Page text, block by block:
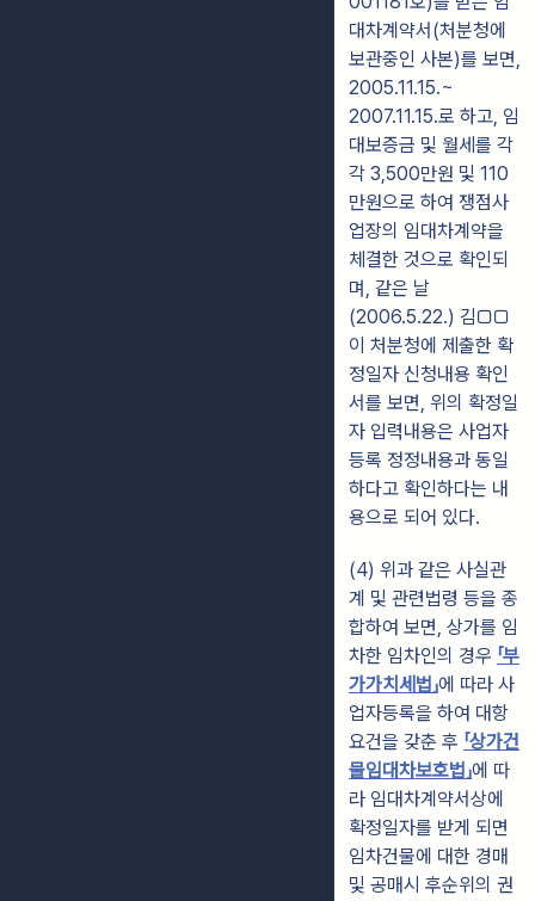
대차계약서(처분청에
보관중인 사본)를 보면,
2005.11.15.~
2007.11.15.로 하고, 임
대보증금 및 월세를 각
각 3,500만원 및 110
만원으로 하여 쟁점사
업장의 임대차계약을
체결한 것으로 확인되
며, 같은 날
(2006.5.22.) 김□□
이 처분청에 제출한 확
정일자 신청내용 확인
서를 보면, 위의 확정일
자 입력내용은 사업자
등록 정정내용과 동일
하다고 확인하다는 내
용으로 되어 있다.
(4) 위과 같은 사실관
계 및 관련법령 등을 종
합하여 보면, 상가를 임
차한 임차인의 경우 「부
가가치세법」에 따라 사
업자등록을 하여 대항
요건을 갖춘 후 「상가건
물임대차보호법」에 따
라 임대차계약서상에
확정일자를 받게 되면
임차건물에 대한 경매
및 공매시 후순위의 권